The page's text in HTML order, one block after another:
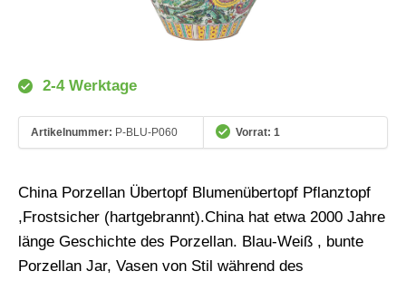
2-4 Werktage
Artikelnummer: P-BLU-P060 Vorrat: 1
China Porzellan Übertopf Blumenübertopf Pflanztopf
,Frostsicher (hartgebrannt).China hat etwa 2000 Jahre
länge Geschichte des Porzellan. Blau-Weiß , bunte
Porzellan Jar, Vasen von Stil während des